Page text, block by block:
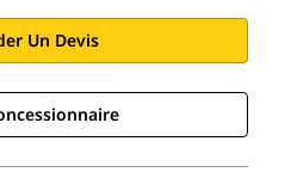
Un Devis